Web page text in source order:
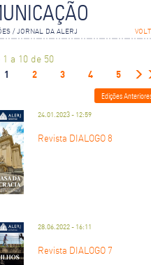
/ JORNAL DA ALERJ
1 a 10 de 50
1 2 3 4 5
Edições
24.01.2023 - 12:59
Revista DIÁLOGO 8
28.06.2022 - 16:11
Revista DIÁLOGO 7